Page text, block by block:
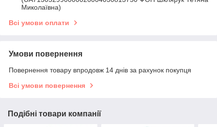
Миколаївна)
Всі умови оплати
Умови повернення
Повернення товару впродовж 14 днів за рахунок покупця
Всі умови повернення
Подібні товари компанії